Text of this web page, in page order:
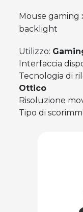
Mouse gaming
backlight
Utilizzo:
Interfaccia
Tecnologia di
Ottico
Risoluzione
Tipo di